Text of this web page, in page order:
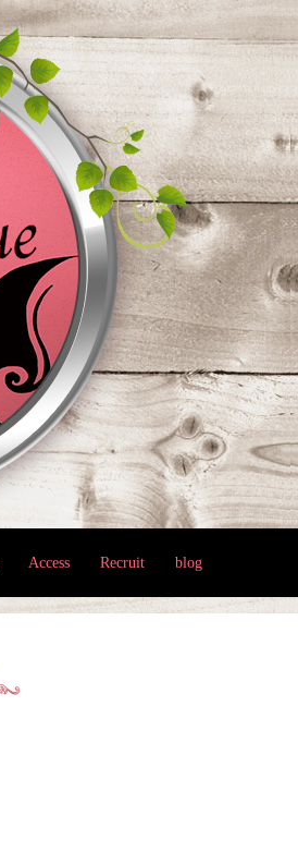
Access Recruit blog